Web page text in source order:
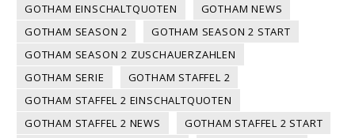
GOTHAM EINSCHALTQUOTEN
GOTHAM NEWS
GOTHAM SEASON 2
GOTHAM SEASON 2 START
GOTHAM SEASON 2 ZUSCHAUERZAHLEN
GOTHAM SERIE
GOTHAM STAFFEL 2
GOTHAM STAFFEL 2 EINSCHALTQUOTEN
GOTHAM STAFFEL 2 NEWS
GOTHAM STAFFEL 2 START